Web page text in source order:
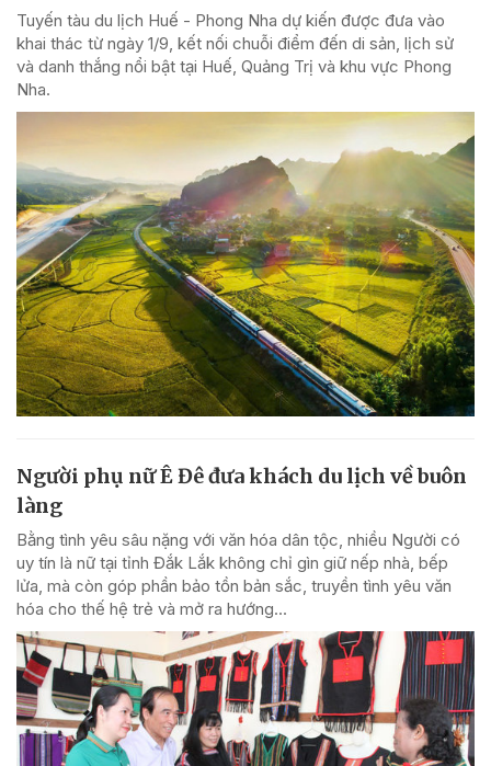
Tuyến tàu du lịch Huế - Phong Nha dự kiến được đưa vào
khai thác từ ngày 1/9, kết nối chuỗi điểm đến di sản, lịch sử
và danh thắng nổi bật tại Huế, Quảng Trị và khu vực Phong
Nha.
Người phụ nữ Ê Đê đưa khách du lịch về buôn
làng
Bằng tình yêu sâu nặng với văn hóa dân tộc, nhiều Người có
uy tín là nữ tại tỉnh Đắk Lắk không chỉ gìn giữ nếp nhà, bếp
lửa, mà còn góp phần bảo tồn bản sắc, truyền tình yêu văn
hóa cho thế hệ trẻ và mở ra hướng...